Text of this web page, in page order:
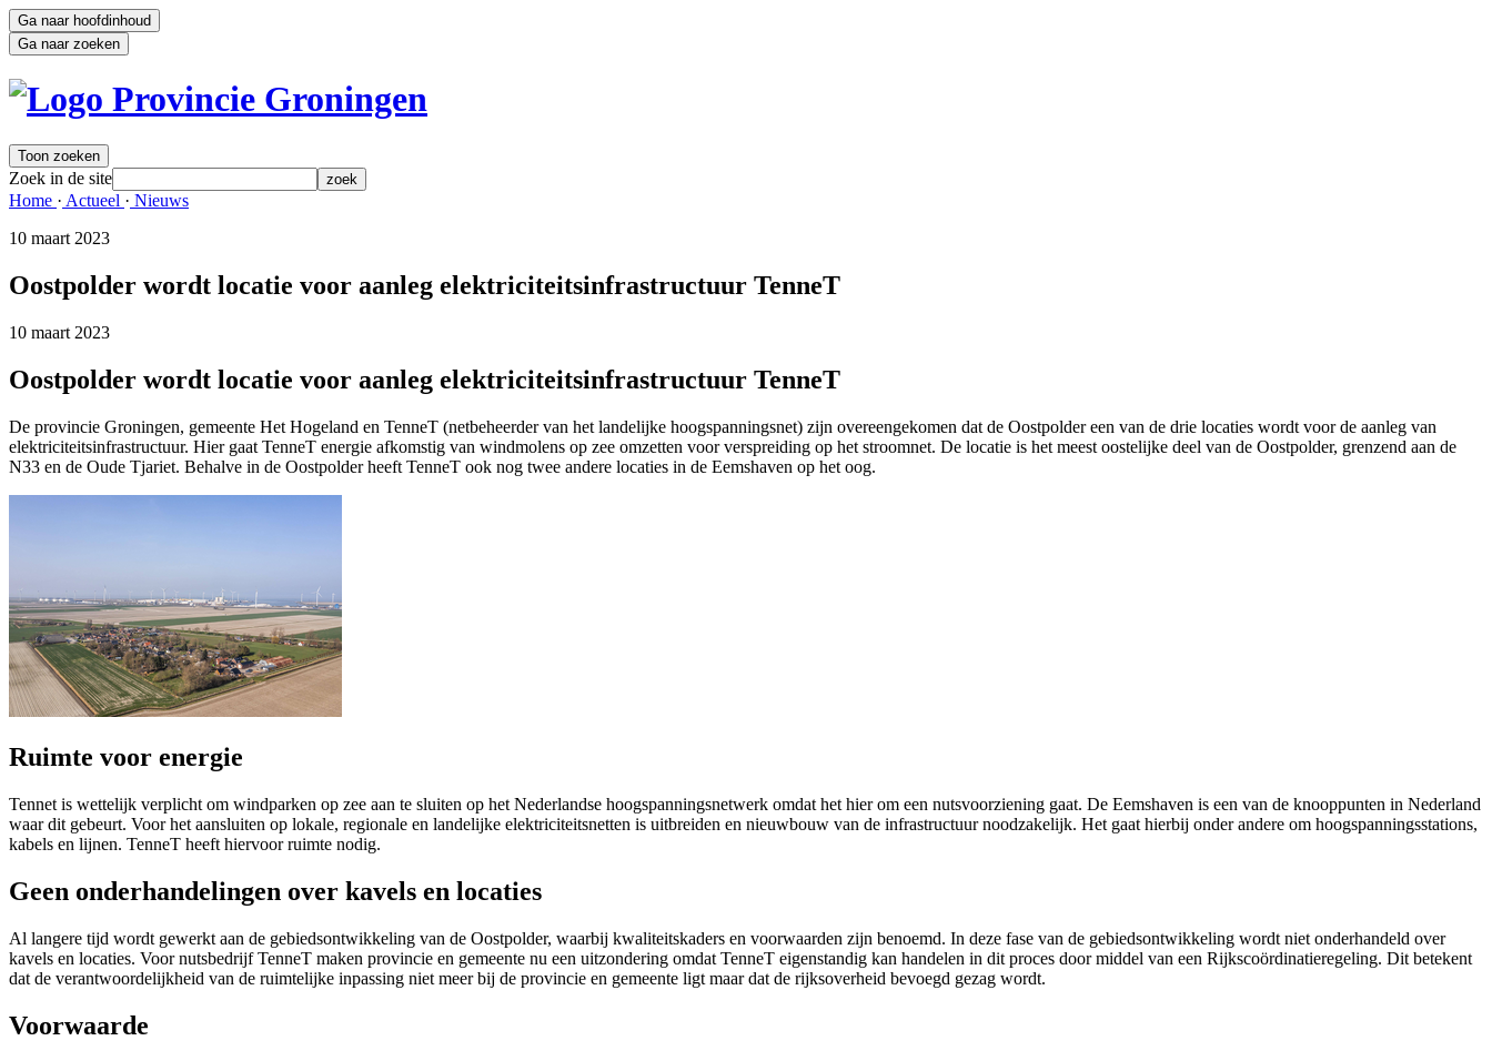
Ga naar hoofdinhoud
Ga naar zoeken
Toon zoeken
Zoek in de site zoek
Home · Actueel · Nieuws
10 maart 2023
Oostpolder wordt locatie voor aanleg elektriciteitsinfrastructuur TenneT
10 maart 2023
Oostpolder wordt locatie voor aanleg elektriciteitsinfrastructuur TenneT
De provincie Groningen, gemeente Het Hogeland en TenneT (netbeheerder van het landelijke hoogspanningsnet) zijn overeengekomen dat de Oostpolder een van de drie locaties wordt voor de aanleg van
elektriciteitsinfrastructuur. Hier gaat TenneT energie afkomstig van windmolens op zee omzetten voor verspreiding op het stroomnet. De locatie is het meest oostelijke deel van de Oostpolder, grenzend aan de
N33 en de Oude Tjariet. Behalve in de Oostpolder heeft TenneT ook nog twee andere locaties in de Eemshaven op het oog.
Ruimte voor energie
Tennet is wettelijk verplicht om windparken op zee aan te sluiten op het Nederlandse hoogspanningsnetwerk omdat het hier om een nutsvoorziening gaat. De Eemshaven is een van de knooppunten in Nederland
waar dit gebeurt. Voor het aansluiten op lokale, regionale en landelijke elektriciteitsnetten is uitbreiden en nieuwbouw van de infrastructuur noodzakelijk. Het gaat hierbij onder andere om hoogspanningsstations,
kabels en lijnen. TenneT heeft hiervoor ruimte nodig.
Geen onderhandelingen over kavels en locaties
Al langere tijd wordt gewerkt aan de gebiedsontwikkeling van de Oostpolder, waarbij kwaliteitskaders en voorwaarden zijn benoemd. In deze fase van de gebiedsontwikkeling wordt niet onderhandeld over
kavels en locaties. Voor nutsbedrijf TenneT maken provincie en gemeente nu een uitzondering omdat TenneT eigenstandig kan handelen in dit proces door middel van een Rijkscoördinatieregeling. Dit betekent
dat de verantwoordelijkheid van de ruimtelijke inpassing niet meer bij de provincie en gemeente ligt maar dat de rijksoverheid bevoegd gezag wordt.
Voorwaarde